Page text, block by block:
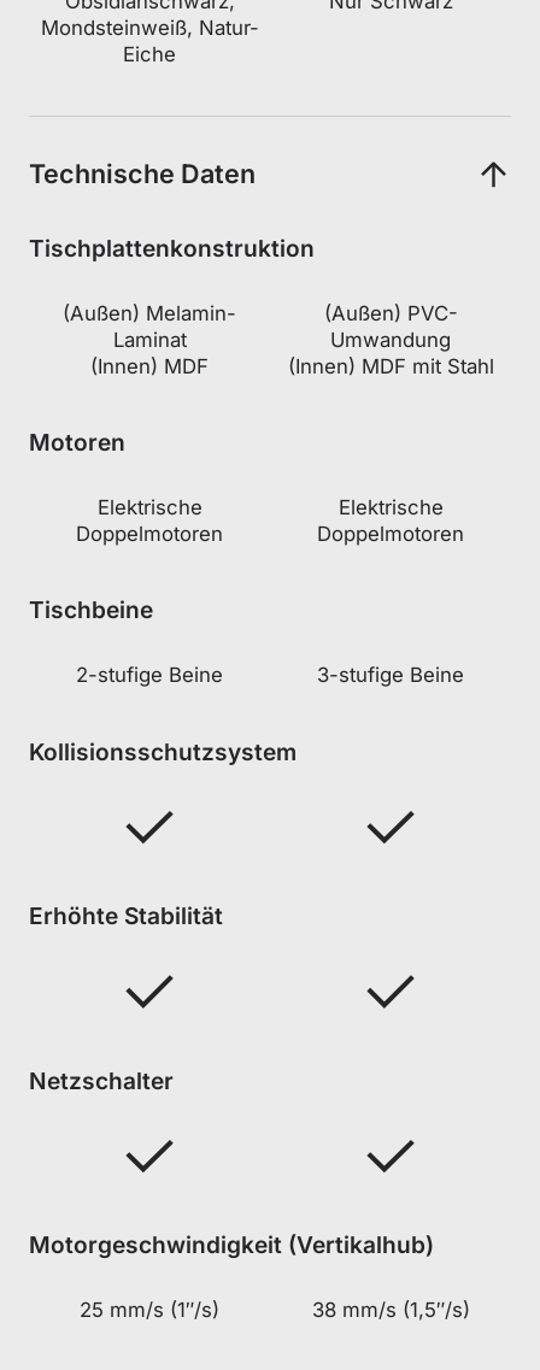
Mondsteinweiß, Natur-
Eiche
Technische Daten
Tischplattenkonstruktion
(Außen) Melamin-
Laminat
(Innen) MDF
(Außen) PVC-
Umwandung
(Innen) MDF mit Stahl
Motoren
Elektrische
Doppelmotoren
Elektrische
Doppelmotoren
Tischbeine
2-stufige Beine 3-stufige Beine
Kollisionsschutzsystem
Erhöhte Stabilität
Netzschalter
Motorgeschwindigkeit (Vertikalhub)
25 mm/s (1″/s) 38 mm/s (1,5″/s)
Subscribe to unlock and stay updated on Blacklyte special offers,